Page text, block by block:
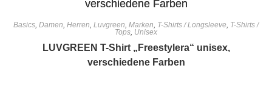
Basics, Damen, Herren, Luvgreen, Marken, T-Shirts / Longsleeve, T-Shirts /
Tops, Unisex
LUVGREEN T-Shirt „Freestylera“ unisex,
verschiedene Farben